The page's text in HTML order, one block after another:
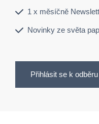
1 x měsíčně
Novinky ze světa
Přihlásit se k